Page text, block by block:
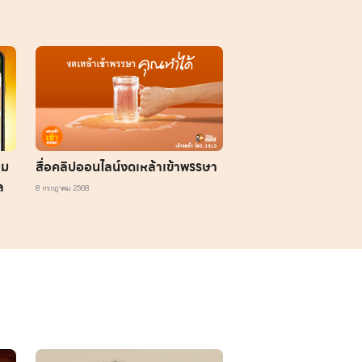
สื่อคลิปออนไลน์งดเหล้าเข้าพรรษา
8 กรกฎาคม 2568